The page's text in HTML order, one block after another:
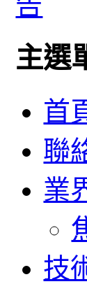
主選
首
聯
業
技